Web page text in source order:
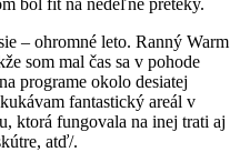
– ohromné leto. Ranný Warm
som mal čas sa v pohode
programe okolo desiatej
fantastický areál v
ktorá fungovala na inej trati aj
atď/.